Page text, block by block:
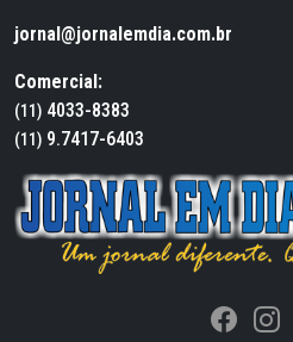
jornal@jornalemdia.com.br
Comercial:
(11) 4033-8383
(11) 9.7417-6403